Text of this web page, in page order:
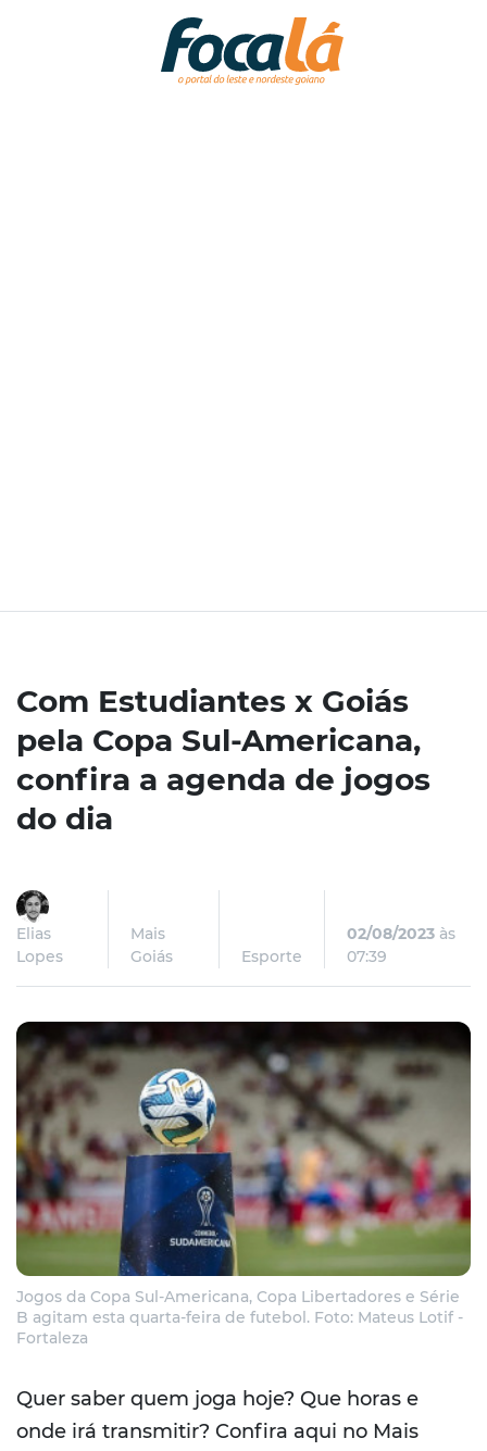
Com Estudiantes x Goiás
pela Copa Sul-Americana,
confira a agenda de jogos
do dia
Elias
Lopes
Mais
Goiás
Esporte
02/08/2023às
07:39
Jogos da Copa Sul-Americana, Copa Libertadores e Série
B agitam esta quarta-feira de futebol. Foto: Mateus Lotif -
Fortaleza
Quer saber quem joga hoje? Que horas e
onde irá transmitir? Confira aqui no Mais